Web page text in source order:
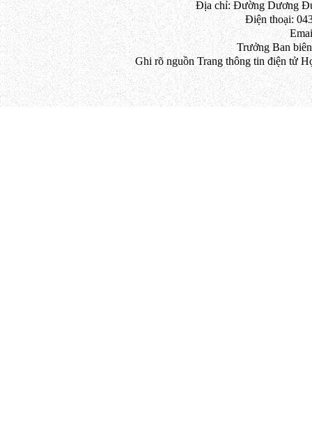
Địa chỉ: Đường Dương
Điện thoại:
Trưởng Ban
Ghi rõ nguồn Trang thông tin điện tử